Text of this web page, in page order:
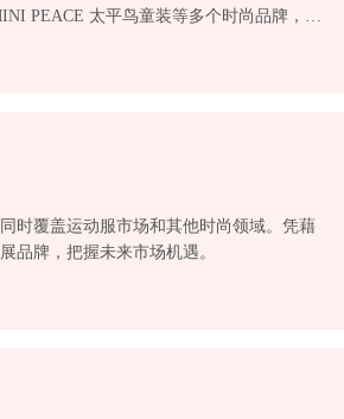
PEACE 太平鸟童装等多个时尚品牌，品
时覆盖运动服市场和其他时尚领域。凭藉
品牌，把握未来市场机遇。